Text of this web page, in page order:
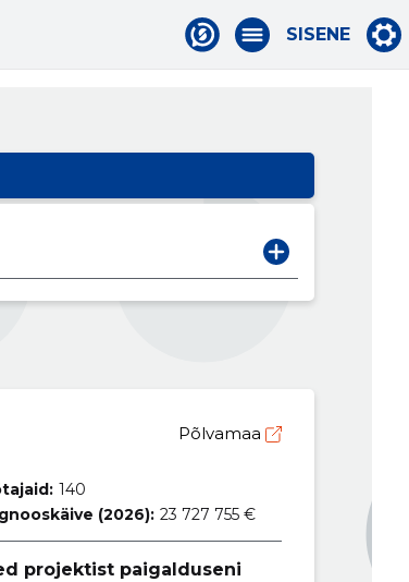
SISENE
Põlvamaa
140
(2026): 23 727 755 €
projektist paigalduseni